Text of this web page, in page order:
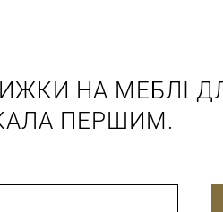
НА МЕБЛІ
ПЕРШИМ.